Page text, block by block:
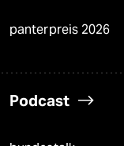
panterpreis 2026
Podcast